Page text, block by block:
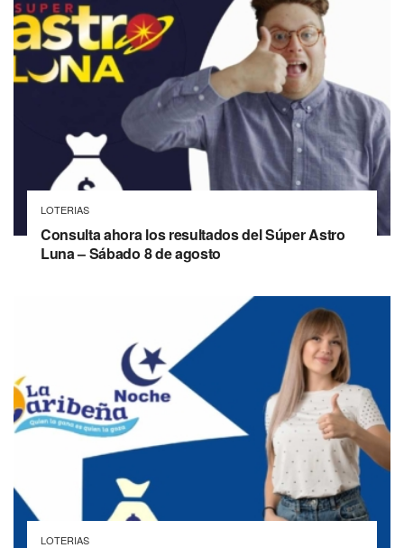
LOTERIAS
Consulta ahora los resultados del Súper Astro
Luna – Sábado 8 de agosto
LOTERIAS